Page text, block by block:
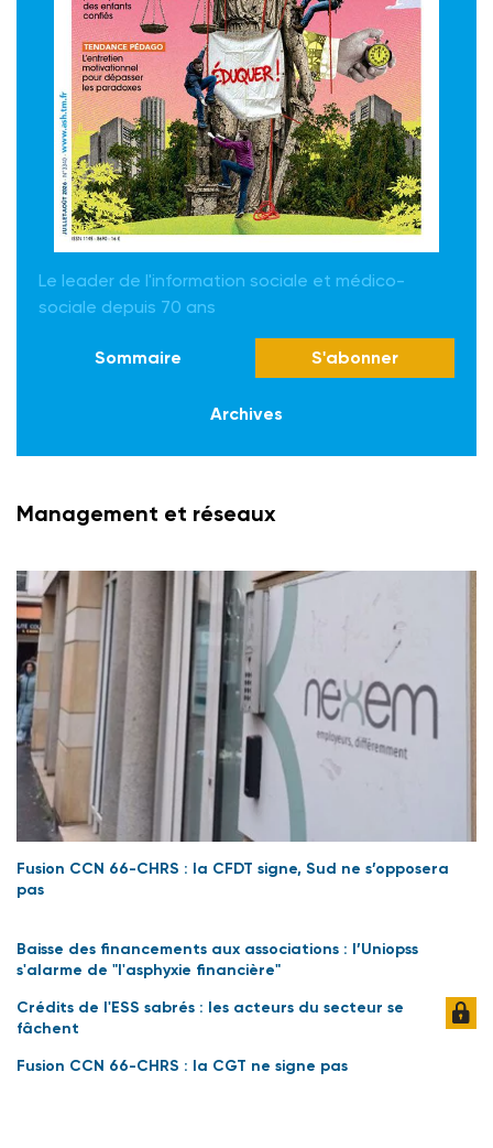
Le leader de l'information sociale et médico-
sociale depuis 70 ans
Sommaire S'abonner
Archives
Management et réseaux
Fusion CCN 66-CHRS : la CFDT signe, Sud ne s’opposera
pas
Baisse des financements aux associations : l’Uniopss
s'alarme de "l'asphyxie financière"
Crédits de l'ESS sabrés : les acteurs du secteur se
fâchent
Fusion CCN 66-CHRS : la CGT ne signe pas